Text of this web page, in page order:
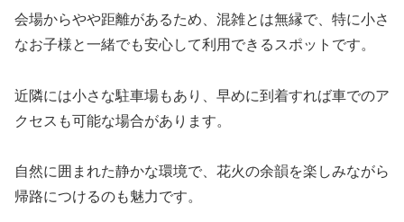
会場からやや距離があるため、混雑とは無縁で、特に小さ
なお子様と一緒でも安心して利用できるスポットです。
近隣には小さな駐車場もあり、早めに到着すれば車でのア
クセスも可能な場合があります。
自然に囲まれた静かな環境で、花火の余韻を楽しみながら
帰路につけるのも魅力です。